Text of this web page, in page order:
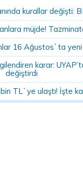
kurallar değişti:
müjde!
16 Ağustos`ta
karar:
değiştirdi
TL`ye ulaştı! İşte